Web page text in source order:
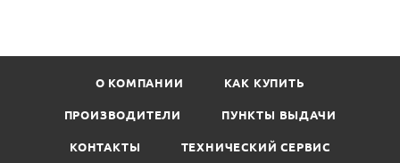
О КОМПАНИИ КАК КУПИТЬ
ПРОИЗВОДИТЕЛИ ПУНКТЫ ВЫДАЧИ
КОНТАКТЫ ТЕХНИЧЕСКИЙ СЕРВИС